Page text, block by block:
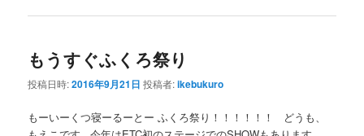
もうすぐふくろ祭り
投稿日時:2016年9月21日 投稿者:ikebukuro
もーいーくつ寝ーるーとー ふくろ祭り！！！！！！ どうも、